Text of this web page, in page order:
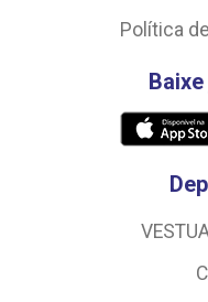
Política